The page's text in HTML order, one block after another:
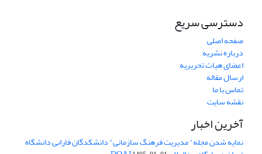
دسترسی سریع
صفحه اصلی
درباره نشریه
اعضای هیات تحریریه
ارسال مقاله
تماس با ما
نقشه سایت
آخرین اخبار
نمایه شدن مجله" مدیریت فرهنگ سازمانی" دانشکدگان فارابی دانشگاه